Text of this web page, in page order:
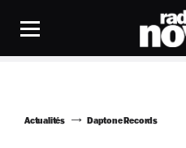
Actualités Daptone Records